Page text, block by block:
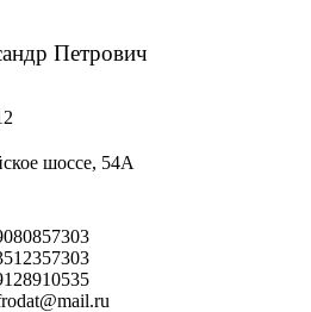
Петрович
шоссе, 54А